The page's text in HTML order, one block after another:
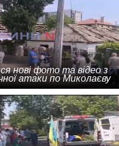
нові фото та відео з
атаки по Миколаєву